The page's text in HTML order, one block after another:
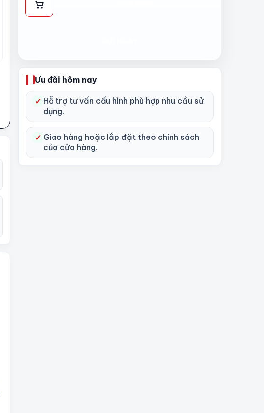
THÊM
VÀO
Ưu đãi hôm nay
✓ Hỗ trợ tư vấn cấu hình phù hợp nhu cầu sử
dụng.
✓ Giao hàng hoặc lắp đặt theo chính sách
của cửa hàng.